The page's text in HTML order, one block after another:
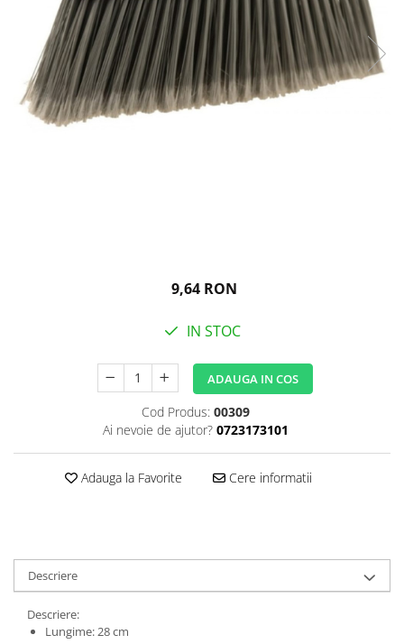
9,64 RON
IN STOC
ADAUGA IN COS
Cod Produs: 00309
Ai nevoie de ajutor? 0723173101
Adauga la Favorite Cere informatii
Descriere
Descriere:
Lungime: 28 cm